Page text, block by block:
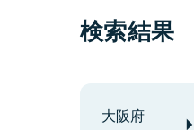
検索結果
大阪府